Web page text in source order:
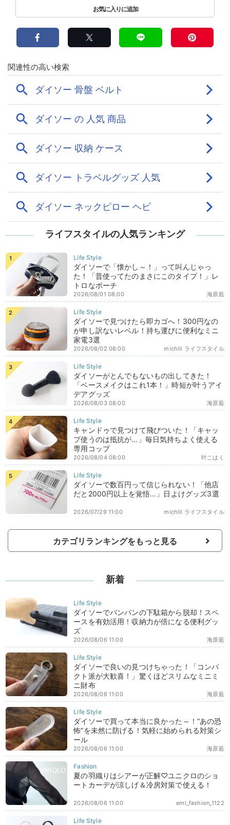
ライフスタイルの人気ランキング
ダイソーで「懐かし～！」って叫んじゃっ
た！「昔使ってたのまさにこのタイプ！」レ
トロなポーチ
海原藍
2026/08/01 08:00
ダイソーで見つけたら即カゴへ！300円なの
が申し訳ないレベル！持ち運びに便利なミニ
家電3選
michill ライフスタイル
2026/08/02 08:00
ダイソーがとんでもないもの出してきた！
「ベースメイクはこれ1本！」時短が叶うアイ
デアグッズ
海原藍
2026/08/03 08:00
キャンドゥで見つけて飛びついた！「キャッ
プ使うのは抵抗が…」毎日気持ちよく使える
専用コップ
叶こはく
2026/08/04 08:00
ダイソーで数百円って信じられない！「他店
だと2000円以上を覚悟…」日よけグッズ3選
michill ライフスタイル
2026/07/29 11:00
カテゴリランキングをもっと見る
新着
ダイソーでパンパンの下駄箱から脱却！スペ
ースを有効活用！収納力が倍になる便利グッ
ズ
海原藍
2026/08/06 11:00
ダイソーで良いの見つけちゃった！「コンパ
クト派が大歓喜！」驚くほどスリムなミニミ
ニ財布
海原藍
2026/08/06 11:00
ダイソーで買って本当に良かった～！“あの恐
怖”を未然に防げる！気軽に始められる対策シ
ール
海原藍
2026/08/06 11:00
夏の羽織りはシアーが正解♡ユニクロのショ
ートカーデが涼しげ＆冷房対策で使える！
emi_fashion_1122
2026/08/06 11:00